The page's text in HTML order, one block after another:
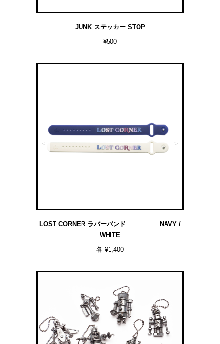
JUNK ステッカー STOP
¥500
< >
LOST CORNER ラバーバンド NAVY /
WHITE
各 ¥1,400